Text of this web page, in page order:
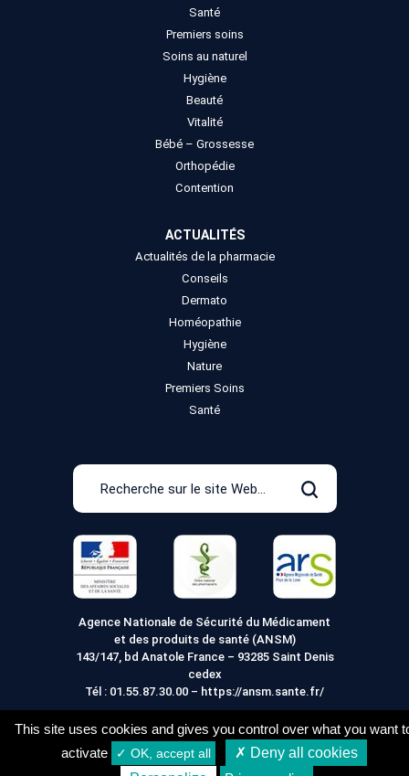
Santé
Premiers soins
Soins au naturel
Hygiène
Beauté
Vitalité
Bébé – Grossesse
Orthopédie
Contention
ACTUALITÉS
Actualités de la pharmacie
Conseils
Dermato
Homéopathie
Hygiène
Nature
Premiers Soins
Santé
Recherche
le
site
Web
Rechercher
Agence Nationale de Sécurité du Médicament
et des produits de santé (ANSM)
143/147, bd Anatole France – 93285 Saint Denis
cedex
Tél : 01.55.87.30.00 – https://ansm.sante.fr/
Mentions légales
Conditions générales de vente
This site uses cookies and gives you control over what you want
activate
✓ OK, accept all
✗ Deny all cookies